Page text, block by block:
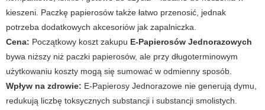
kieszeni. Paczkę papierosów także łatwo przenosić, jednak
potrzeba dodatkowych akcesoriów jak zapalniczka.
Cena: Początkowy koszt zakupu E-Papierosów Jednorazowych
bywa niższy niż paczki papierosów, ale przy długoterminowym
użytkowaniu koszty mogą się sumować w odmienny sposób.
Wpływ na zdrowie: E-Papierosy Jednorazowe nie generują dymu,
redukują liczbę toksycznych substancji i substancji smolistych.